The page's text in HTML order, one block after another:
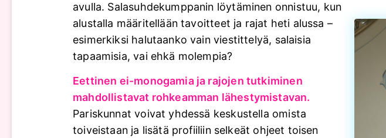
avulla. Salasuhdekumppanin löytäminen onnistuu, kun
alustalla määritellään tavoitteet ja rajat heti alussa –
esimerkiksi halutaanko vain viestittelyä, salaisia
tapaamisia, vai ehkä molempia?
Eettinen ei-monogamia ja rajojen tutkiminen
mahdollistavat rohkeamman lähestymistavan.
Pariskunnat voivat yhdessä keskustella omista
toiveistaan ja lisätä profiiliin selkeät ohjeet toisen